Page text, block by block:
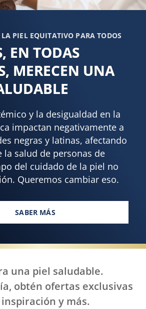
PIEL EQUITATIVO PARA TODOS
EN TODAS
MERECEN UNA
y la desigualdad en la
impactan negativamente a
negras y latinas, afectando
la salud de personas de
del cuidado de la piel no
Queremos cambiar eso.
SABER MÁS
TODOS, EN TODAS PARTES,
una piel saludable.
obtén ofertas exclusivas
y más.